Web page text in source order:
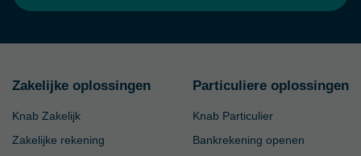
Zakelijke oplossingen
Knab Zakelijk
Zakelijke rekening
Particuliere oplossingen
Knab Particulier
Bankrekening openen